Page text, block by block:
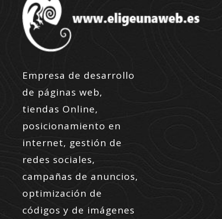
Empresa de desarrollo
de páginas web,
tiendas Online,
posicionamiento en
internet, gestión de
redes sociales,
campañas de anuncios,
optimización de
códigos y de imágenes